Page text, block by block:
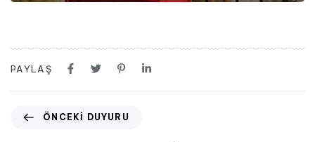
PAYLAŞ
ÖNCEKI DUYURU